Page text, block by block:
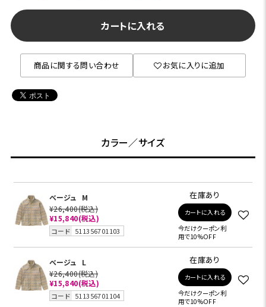
カートに入れる
商品に関する問い合わせ お気に入りに追加
カラー／サイズ
ベージュ
M
¥26,400(税込)
¥15,840(税込)
コード 511356701103
在庫あり
カートに入れる
今だけクーポン利
用で10%OFF
ベージュ
L
¥26,400(税込)
¥15,840(税込)
コード 511356701104
在庫あり
カートに入れる
今だけクーポン利
用で10%OFF